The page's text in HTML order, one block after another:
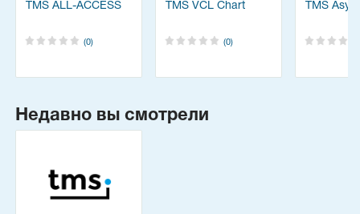
TMS ALL-ACCESS
(0)
TMS VCL Chart
(0)
TMS
Недавно вы смотрели